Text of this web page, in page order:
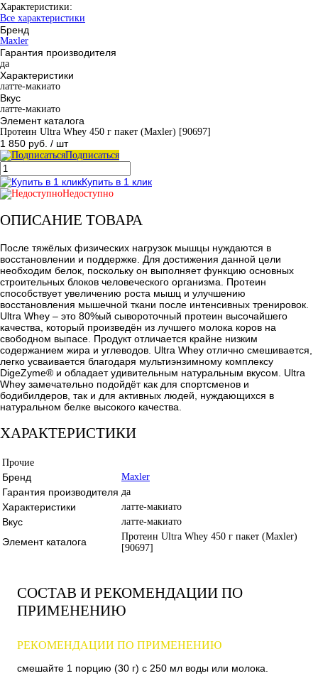
Характеристики:
Все характеристики
Бренд
Maxler
Гарантия производителя
да
Характеристики
латте-макиато
Вкус
латте-макиато
Элемент каталога
Протеин Ultra Whey 450 г пакет (Maxler) [90697]
1 850 руб. / шт
Подписаться
Купить в 1 клик
Недоступно
ОПИСАНИЕ ТОВАРА
После тяжёлых физических нагрузок мышцы нуждаются в
восстановлении и поддержке. Для достижения данной цели
необходим белок, поскольку он выполняет функцию основных
строительных блоков человеческого организма. Протеин
способствует увеличению роста мышц и улучшению
восстановления мышечной ткани после интенсивных тренировок.
Ultra Whey – это 80%ый сывороточный протеин высочайшего
качества, который произведён из лучшего молока коров на
свободном выпасе. Продукт отличается крайне низким
содержанием жира и углеводов. Ultra Whey отлично смешивается,
легко усваивается благодаря мультиэнзимному комплексу
DigeZyme® и обладает удивительным натуральным вкусом. Ultra
Whey замечательно подойдёт как для спортсменов и
бодибилдеров, так и для активных людей, нуждающихся в
натуральном белке высокого качества.
ХАРАКТЕРИСТИКИ
Прочие
Бренд Maxler
Гарантия производителя да
Характеристики латте-макиато
Вкус латте-макиато
Элемент каталога
Протеин Ultra Whey 450 г пакет (Maxler)
[90697]
СОСТАВ И РЕКОМЕНДАЦИИ ПО
ПРИМЕНЕНИЮ
РЕКОМЕНДАЦИИ ПО ПРИМЕНЕНИЮ
смешайте 1 порцию (30 г) с 250 мл воды или молока.